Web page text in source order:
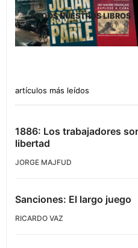
TODOS NUESTROS LIBROS
artículos más leídos
1886: Los trabajadores
libertad
JORGE MAJFUD
Sanciones: El largo juego
RICARDO VAZ